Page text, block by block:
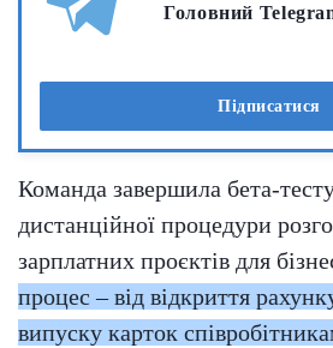
Головний
Підписатися
Команда завершила бета-
дистанційної процедури
зарплатних проєктів для
процес – від відкриття
випуску карток